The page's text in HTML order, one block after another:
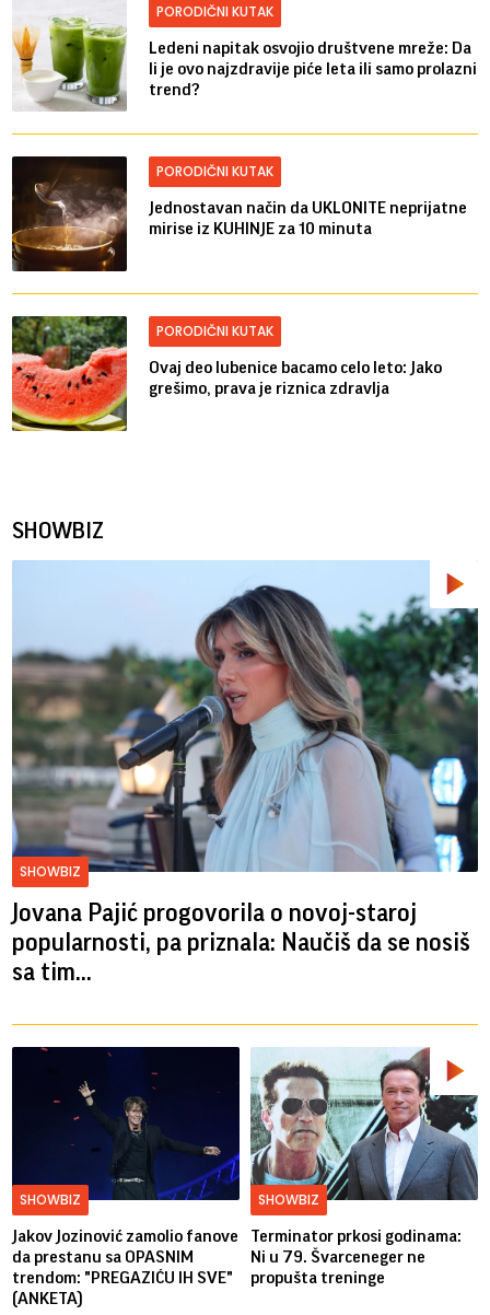
PORODIČNI KUTAK
Ledeni napitak osvojio društvene mreže: Da
li je ovo najzdravije piće leta ili samo prolazni
trend?
PORODIČNI KUTAK
Jednostavan način da UKLONITE neprijatne
mirise iz KUHINJE za 10 minuta
PORODIČNI KUTAK
Ovaj deo lubenice bacamo celo leto: Jako
grešimo, prava je riznica zdravlja
SHOWBIZ
SHOWBIZ
Jovana Pajić progovorila o novoj-staroj
popularnosti, pa priznala: Naučiš da se nosiš
sa tim...
SHOWBIZ
Jakov Jozinović zamolio fanove
da prestanu sa OPASNIM
trendom: "PREGAZIĆU IH SVE"
(ANKETA)
SHOWBIZ
Terminator prkosi godinama:
Ni u 79. Švarceneger ne
propušta treninge